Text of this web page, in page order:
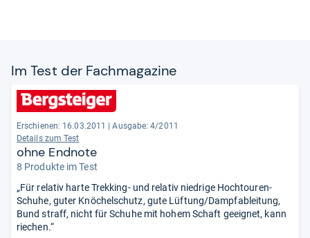
Im Test der Fach­ma­ga­zine
Erschienen: 16.03.2011
Ausgabe: 4/2011
Details zum Test
ohne Endnote
8 Produkte im Test
„Für relativ harte Trekking- und relativ niedrige Hochtouren-
Schuhe, guter Knöchelschutz, gute Lüftung/Dampfableitung,
Bund straff, nicht für Schuhe mit hohem Schaft geeignet, kann
riechen.“